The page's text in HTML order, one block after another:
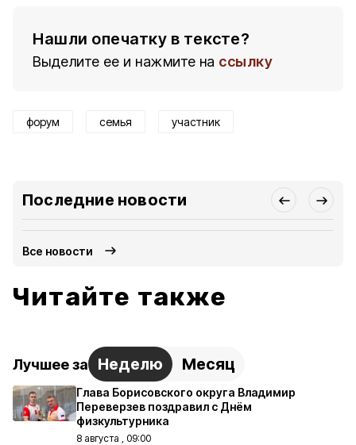
Нашли опечатку в тексте?
Выделите ее и нажмите на ссылку
форум семья участник
Последние новости
Все новости
Читайте также
Лучшее за Неделю Месяц
Глава Борисовского округа Владимир
Переверзев поздравил с Днём
физкультурника
8 августа , 09:00